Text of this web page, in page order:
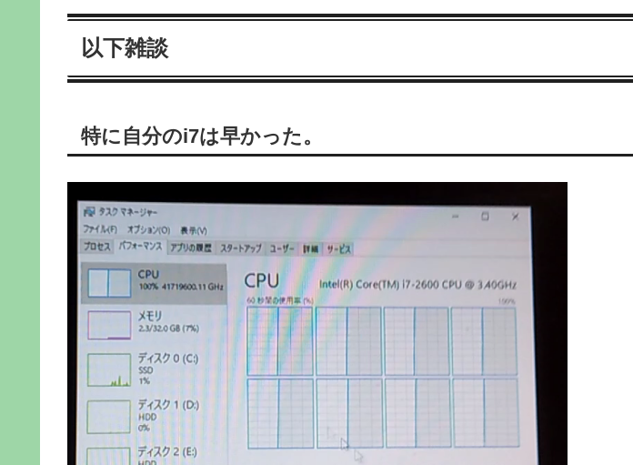
以下雑談
特に自分のi7は早かった。